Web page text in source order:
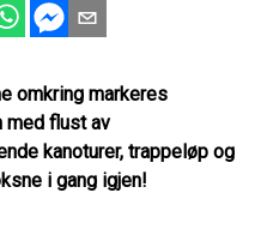
omkring markeres
med flust av
kanoturer, trappeløp og
i gang igjen!